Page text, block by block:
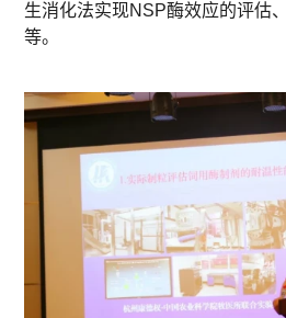
生消化法实现NSP酶效应的评估
等。